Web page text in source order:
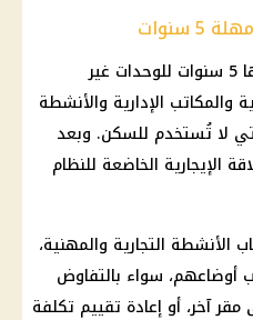
حدد القانون مدة انتقالية قدرها 5 سنوات للوحدات غير
والمكاتب الإدارية والأنشطة
لا تُستخدم للسكن. وبعد
الإيجارية الخاضعة للنظام
التجارية والمهنية،
أوضاعهم، سواء بالتفاوض
آخر، أو إعادة تقييم تكلفة